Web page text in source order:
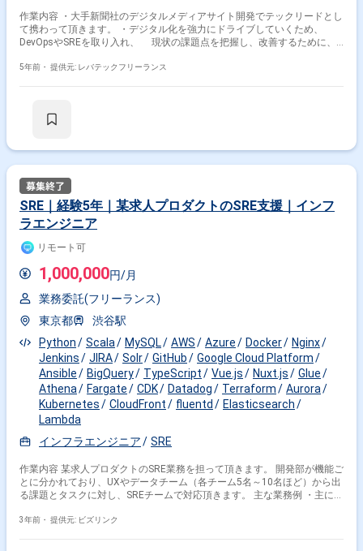
作業内容 ・大手新聞社のデジタルメディアサイト開発でテックリードとし
て携わって頂きます。 ・デジタル化を強力にドライブしていくため、
DevOpsやSREを取り入れ、 現状の課題点を把握し、改善するために、
よび進捗状況により変動いたします。
5年前・ 提供元: レバテックフリーランス
SRE｜経験5年｜某求人プロダクトのSRE支援｜インフ
ラエンジニア
リモート可
1,000,000円/月
業務委託(フリーランス)
東京都
渋谷駅
Python
Scala MySQL AWS Azure Docker
Nginx
Jenkins
JIRA Solr GitHub
Google Cloud Platform
Ansible
BigQuery TypeScript Vue.js Nuxt.js
Glue
Athena
Fargate CDK Datadog Terraform
Aurora
Kubernetes
CloudFront fluentd
Elasticsearch
Lambda
インフラエンジニア
SRE
作業内容 某求人プロダクトのSRE業務を担って頂きます。 開発部が機能ご
とに分かれており、UXやデータチーム（各チーム5名～10名ほど）から出
る課題とタスクに対し、SREチームで対応頂きます。 主な業務例 ・主に
が主） ・CI/CD、auto scaling、プロビジョニング自動化 ・分析、監視の
3年前・ 提供元: ビズリンク
掛け合わせ条件で絞り込む
職種で絞り込む
Ansible × サーバーエンジニア
Ansible × 副業 Ansible × 在宅・リモート
その他の条件で検索する
その他開発言語・スキルから探す
AWS Linux Terraform
Python
Jenkins Nginx Java Redis
その他の職種から探す
インフラエンジニア